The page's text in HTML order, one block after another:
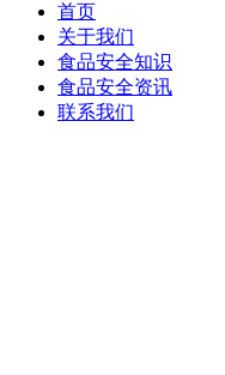
首页
关于我们
食品安全知识
食品安全资讯
联系我们